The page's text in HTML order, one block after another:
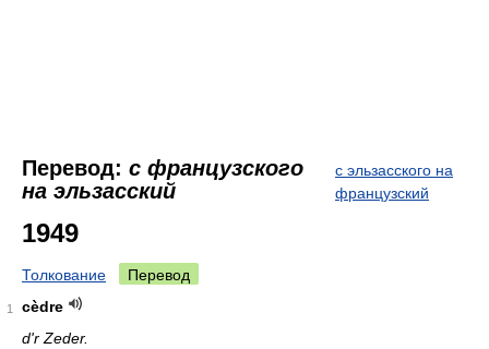
Перевод: с французского
на эльзасский
с эльзасского на
французский
1949
Толкование Перевод
1
cèdre
d'r Zeder.